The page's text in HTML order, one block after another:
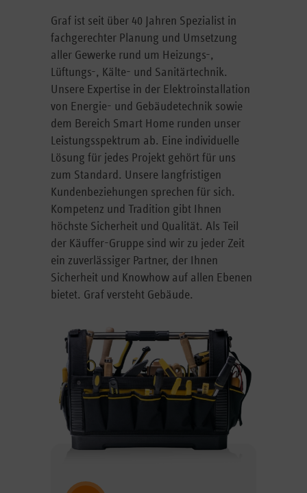
Graf ist seit über 40 Jahren Spezialist in
fachgerechter Planung und Umsetzung
aller Gewerke rund um Heizungs-,
Lüftungs-, Kälte- und Sanitärtechnik.
Unsere Expertise in der Elektroinstallation
von Energie- und Gebäudetechnik sowie
dem Bereich Smart Home runden unser
Leistungsspektrum ab. Eine individuelle
Lösung für jedes Projekt gehört für uns
zum Standard. Unsere langfristigen
Kundenbeziehungen sprechen für sich.
Kompetenz und Tradition gibt Ihnen
höchste Sicherheit und Qualität. Als Teil
der Käuffer-Gruppe sind wir zu jeder Zeit
ein zuverlässiger Partner, der Ihnen
Sicherheit und Knowhow auf allen Ebenen
bietet. Graf versteht Gebäude.